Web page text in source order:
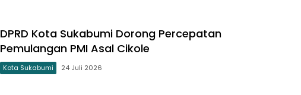
DPRD Kota Sukabumi Dorong Percepatan
Pemulangan PMI Asal Cikole
Kota Sukabumi 24 Juli 2026